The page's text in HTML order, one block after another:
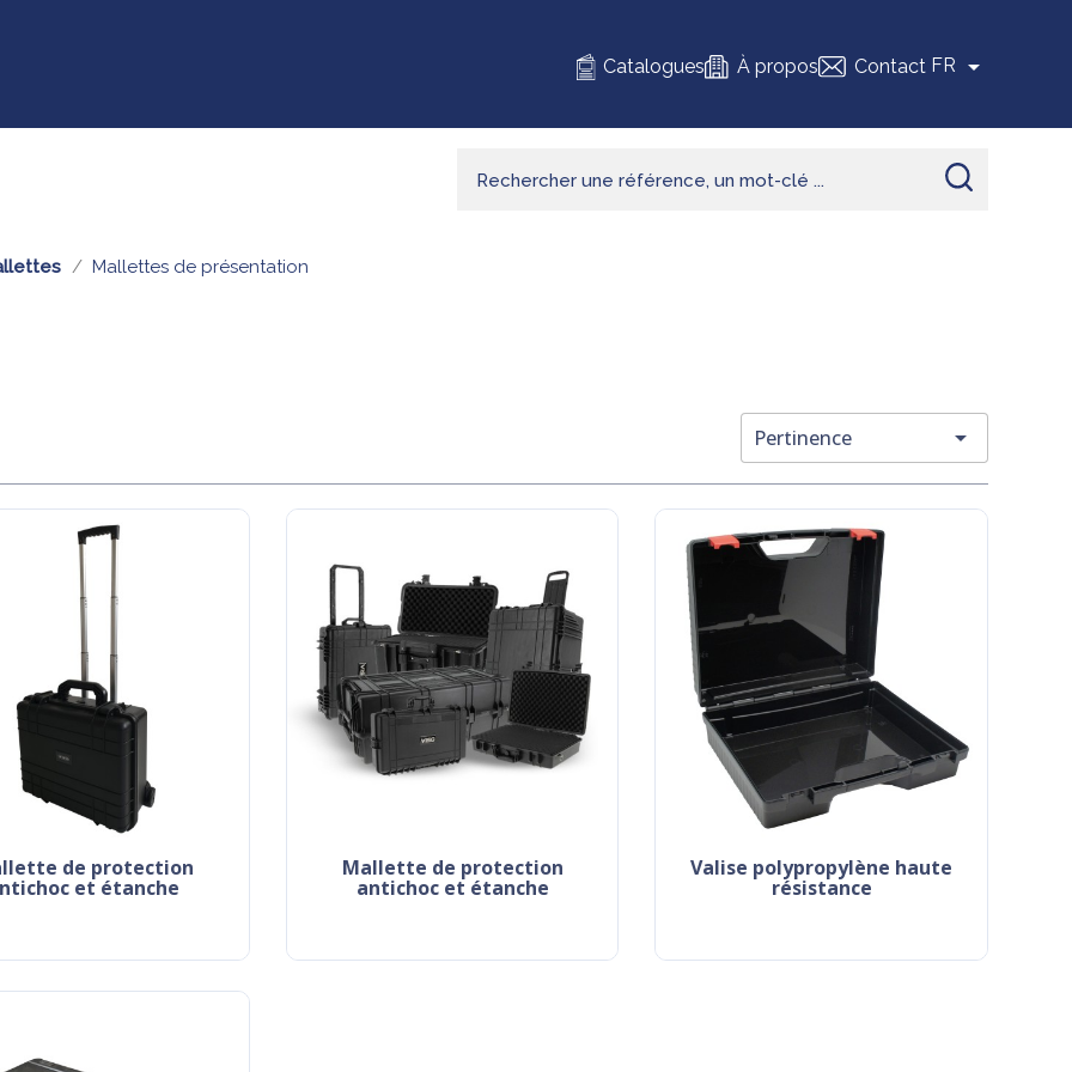
Catalogues À propos Contact FR 
Mallettes de présentation
Pertinence 
et étanche
mallette de protection
antichoc et étanche
valise polypropylène haute
résistance